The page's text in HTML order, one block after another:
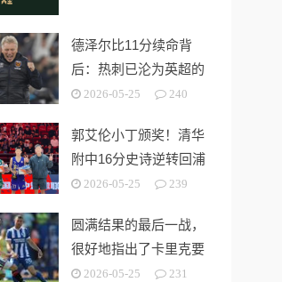
德泽尔比11分续命背
后：热刺已沦为英超的
“系统性风险样本”！
2026-05-25 240
郭艾伦小丁颁奖！清华
附中16分史诗逆转回浦
中学 时隔5年夺第15冠
2026-05-25 239
圆满结果的最后一战，
很好地指出了卡里克要
解决的终极问题
2026-05-25 231